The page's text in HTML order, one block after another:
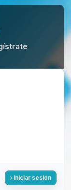
Iniciar sesión